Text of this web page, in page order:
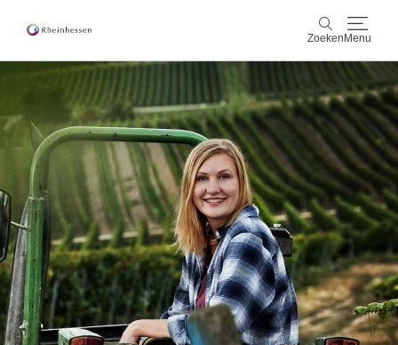
Zoeken Menu
Zoeken
wijn & gastronomie
actief & natuur
Cultuur & Steden
Events
reservering & service
Rheinhessen-Blog kaart